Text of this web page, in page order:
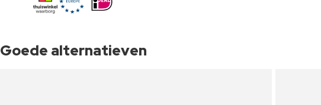
Goede alternatieven